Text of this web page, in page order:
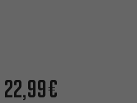
22,99€